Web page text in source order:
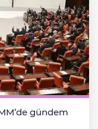
gündem